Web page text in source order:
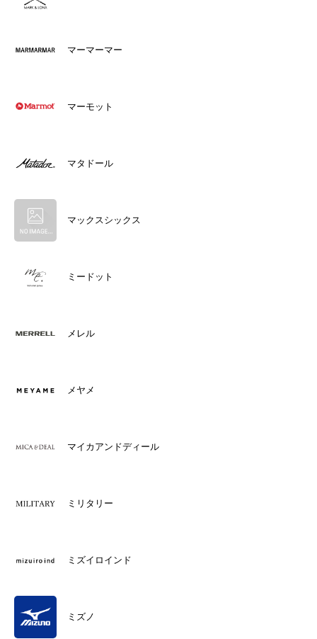
マーマーマー
マーモット
マタドール
マックスシックス
ミードット
メレル
メヤメ
マイカアンドディール
ミリタリー
ミズイロインド
ミズノ